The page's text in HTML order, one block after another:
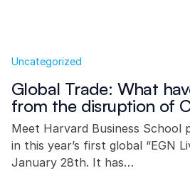
Uncategorized
Global Trade: What
from the disruption of
Meet Harvard Business School
in this year’s first global “EGN
January 28th. It has…